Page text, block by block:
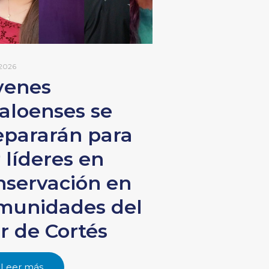
se
para
líderes en
en
del
de Cortés